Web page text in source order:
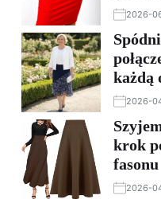
2026-
każdą
2026-
krok
fasonu
2026-